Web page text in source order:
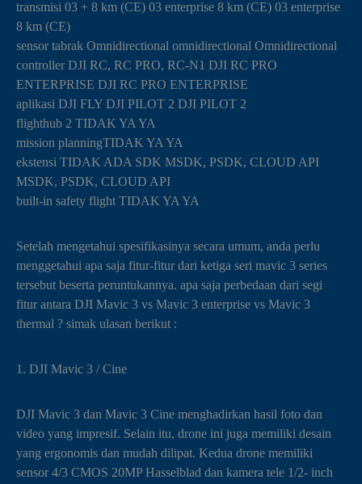
transmisi 03 + 8 km (CE) 03 enterprise 8 km (CE) 03 enterprise
8 km (CE)
sensor tabrak Omnidirectional omnidirectional Omnidirectional
controller DJI RC, RC PRO, RC-N1 DJI RC PRO
ENTERPRISE DJI RC PRO ENTERPRISE
aplikasi DJI FLY DJI PILOT 2 DJI PILOT 2
flighthub 2 TIDAK YA YA
mission planningTIDAK YA YA
ekstensi TIDAK ADA SDK MSDK, PSDK, CLOUD API
MSDK, PSDK, CLOUD API
built-in safety flight TIDAK YA YA
Setelah mengetahui spesifikasinya secara umum, anda perlu
menggetahui apa saja fitur-fitur dari ketiga seri mavic 3 series
tersebut beserta peruntukannya. apa saja perbedaan dari segi
fitur antara DJI Mavic 3 vs Mavic 3 enterprise vs Mavic 3
thermal ? simak ulasan berikut :
1. DJI Mavic 3 / Cine
DJI Mavic 3 dan Mavic 3 Cine menghadirkan hasil foto dan
video yang impresif. Selain itu, drone ini juga memiliki desain
yang ergonomis dan mudah dilipat. Kedua drone memiliki
sensor 4/3 CMOS 20MP Hasselblad dan kamera tele 1/2- inch